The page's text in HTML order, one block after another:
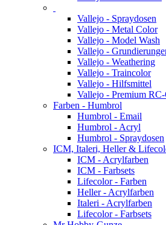
Vallejo - Spraydosen
Vallejo - Metal Color
Vallejo - Model Wash
Vallejo -
Vallejo - Weathering
Vallejo - Traincolor
Vallejo - Hilfsmittel
Vallejo - Premium
Farben - Humbrol
Humbrol - Email
Humbrol - Acryl
Humbrol - Spraydosen
ICM, Italeri, Heller &
ICM - Acrylfarben
ICM - Farbsets
Lifecolor - Farben
Heller - Acrylfarben
Italeri - Acrylfarben
Lifecolor - Farbsets